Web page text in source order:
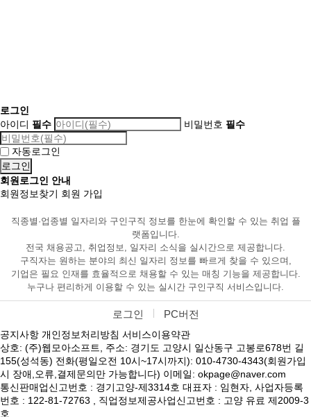
로그인
아이디 필수 비밀번호 필수
자동로그인
회원로그인 안내
회원정보찾기 회원 가입
직종별·업종별 일자리와 구인구직 정보를 한눈에 확인할 수 있는 취업 플
랫폼입니다.
전국 채용공고, 취업정보, 일자리 소식을 실시간으로 제공합니다.
구직자는 원하는 분야의 최신 일자리 정보를 빠르게 찾을 수 있으며,
기업은 필요 인재를 효율적으로 채용할 수 있는 매칭 기능을 제공합니다.
누구나 편리하게 이용할 수 있는 실시간 구인구직 서비스입니다.
로그인 PC버전
공지사항 개인정보처리방침 서비스이용약관
상호: (주)웹모아소프트, 주소: 경기도 고양시 일산동구 고봉로678번 길
155(성석동) 전화(평일오전 10시~17시까지): 010-4730-4343(회원가입
시 장애,오류,결제문의만 가능합니다) 이메일: okpage@naver.com
통신판매업신고번호 : 경기고양-제3314호 대표자 : 임현자, 사업자등록
번호 : 122-81-72763 , 직업정보제공사업신고번호 : 고양 유료 제2009-3
호